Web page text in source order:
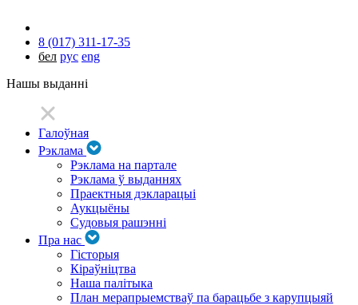
8 (017) 311-17-35
бел рус eng
Нашы выданні
Галоўная
Рэклама
Рэклама на партале
Рэклама ў выданнях
Праектныя дэкларацыі
Аукцыёны
Судовыя рашэнні
Пра нас
Гісторыя
Кіраўніцтва
Наша палітыка
План мерапрыемстваў па барацьбе з карупцыяй